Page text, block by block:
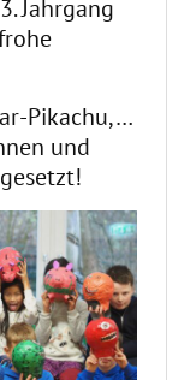
Jahrgang
Pikachu,…
und